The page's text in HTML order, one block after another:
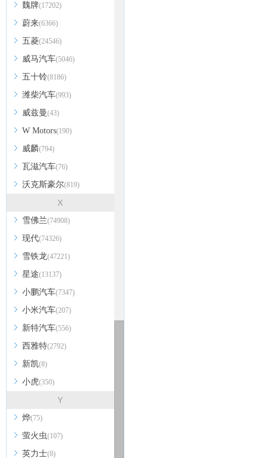
魏牌(17202)
蔚来(6366)
五菱(24546)
威马汽车(5046)
五十铃(8186)
潍柴汽车(993)
威兹曼(43)
W Motors(190)
威麟(794)
瓦滋汽车(76)
沃克斯豪尔(819)
X
雪佛兰(74908)
现代(74326)
雪铁龙(47221)
星途(13137)
小鹏汽车(7347)
小米汽车(207)
新特汽车(556)
西雅特(2792)
新凯(8)
小虎(350)
Y
烨(75)
萤火虫(107)
英力士(8)